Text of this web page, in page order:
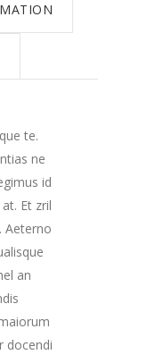
te.
ne
id
Et zril
Aeterno
an
docendi